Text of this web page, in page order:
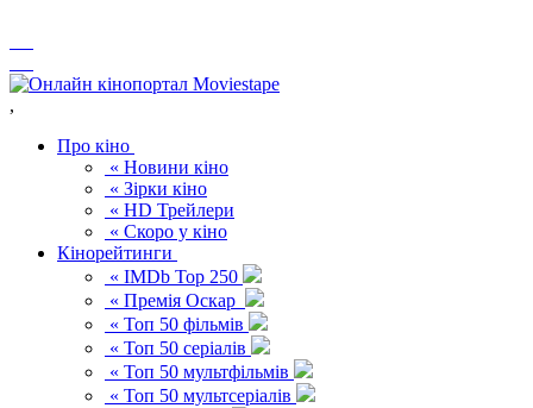
,
Про кіно
« Новини кіно
« Зірки кіно
« HD Трейлери
« Скоро у кіно
Кінорейтинги
« IMDb Top 250
« Премія Оскар
« Топ 50 фільмів
« Топ 50 серіалів
« Топ 50 мультфільмів
« Топ 50 мультсеріалів